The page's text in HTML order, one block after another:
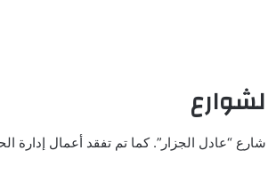
“عادل الجزار”. كما تم تفقد أعمال إدارة